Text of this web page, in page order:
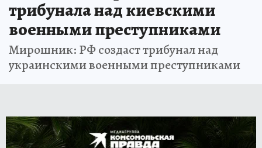
трибунала над киевскими
военными преступниками
Мирошник: РФ создаст трибунал над
украинскими военными преступниками